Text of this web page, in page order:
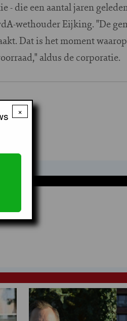
- die een aantal jaren
wethouder Eijking. "De
Dat is het moment
aldus de corporatie.
×